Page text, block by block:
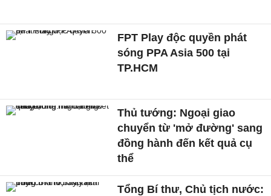
FPT Play độc quyền phát
sóng PPA Asia 500 tại
TP.HCM
Thủ tướng: Ngoại giao
chuyển từ 'mở đường' sang
đồng hành đến kết quả cụ
thể
Tổng Bí thư, Chủ tịch nước: